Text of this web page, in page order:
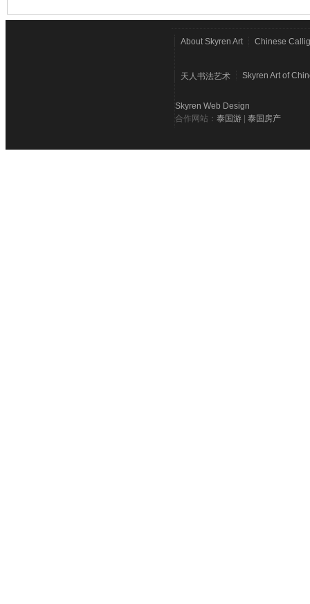
About Skyren Art Chinese
天人书法艺术 Skyren Art of
Skyren Web Design
合作网站： 泰国游 泰国房产